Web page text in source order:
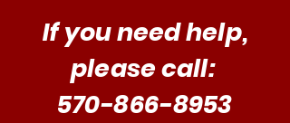
If you need help,
please call:
570-866-8953